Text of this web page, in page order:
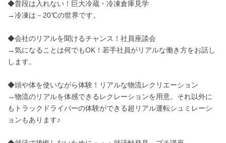
◆普段は入れない！巨大冷蔵・冷凍倉庫見学
→冷凍は－20℃の世界です。
◆会社のリアルを聞けるチャンス！社員座談会
→気になることは何でもOK！若手社員がリアルな働き方をお話し
します。
◆頭や体を使いながら体験！リアルな物流レクリエーション
→物流のリアルを体感できるレクレーションを用意。それ以外に
もトラックドライバーの体験ができる超リアル運転シュミレーシ
ョンもあります♪